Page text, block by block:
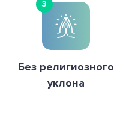
3
Без религиозного
уклона